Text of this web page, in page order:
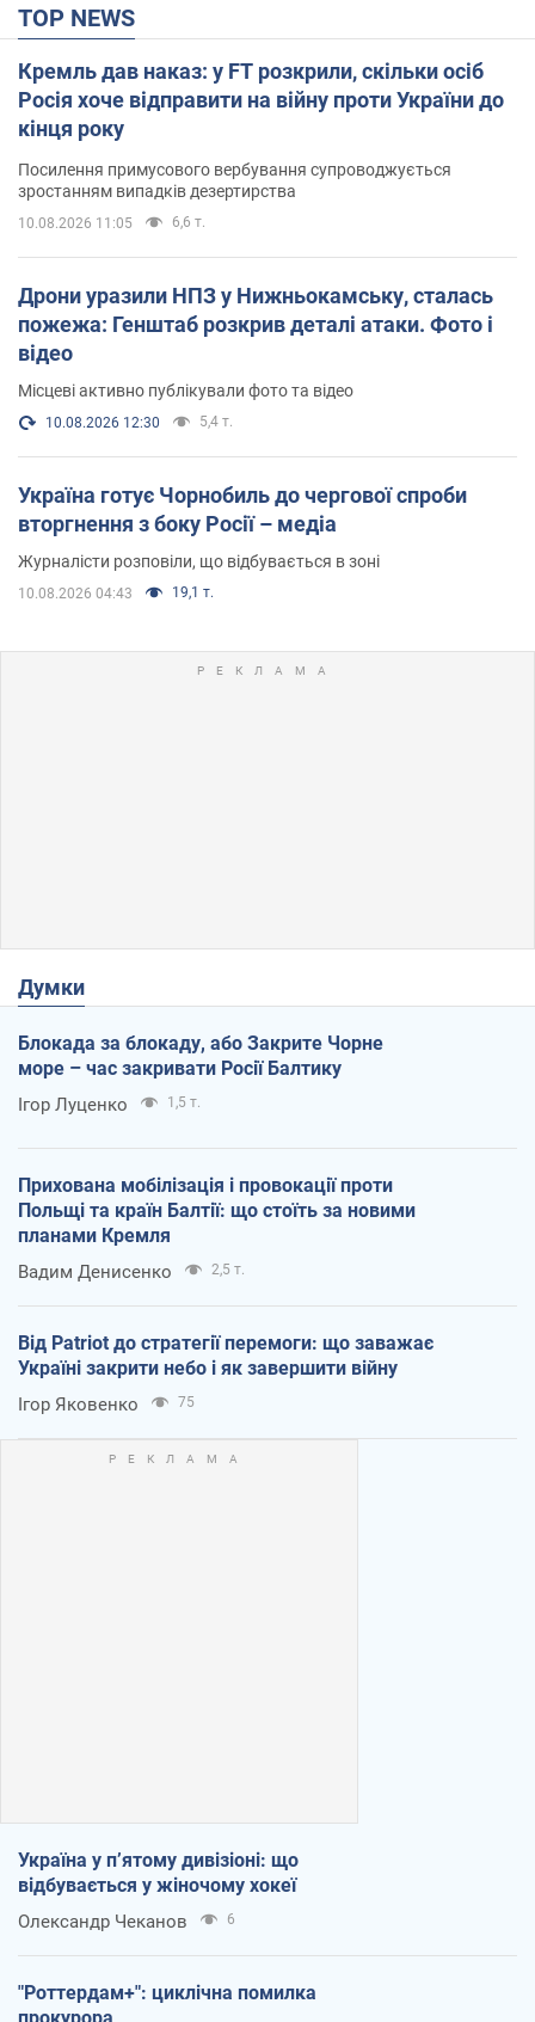
TOP NEWS
Кремль дав наказ: у FT розкрили, скільки осіб
Росія хоче відправити на війну проти України до
кінця року
Посилення примусового вербування супроводжується
зростанням випадків дезертирства
10.08.2026 11:05 6,6 т.
Дрони уразили НПЗ у Нижньокамську, сталась
пожежа: Генштаб розкрив деталі атаки. Фото і
відео
Місцеві активно публікували фото та відео
10.08.2026 12:30 5,4 т.
Україна готує Чорнобиль до чергової спроби
вторгнення з боку Росії – медіа
Журналісти розповіли, що відбувається в зоні
10.08.2026 04:43 19,1 т.
Думки
Блокада за блокаду, або Закрите Чорне
море – час закривати Росії Балтику
Ігор Луценко 1,5 т.
Прихована мобілізація і провокації проти
Польщі та країн Балтії: що стоїть за новими
планами Кремля
Вадим Денисенко 2,5 т.
Від Patriot до стратегії перемоги: що заважає
Україні закрити небо і як завершити війну
Ігор Яковенко 75
Україна у п’ятому дивізіоні: що
відбувається у жіночому хокеї
Олександр Чеканов 6
"Роттердам+": циклічна помилка
прокурора